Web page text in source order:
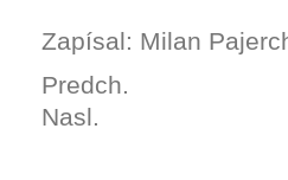
Zapísal: Milan
Predch.
Nasl.